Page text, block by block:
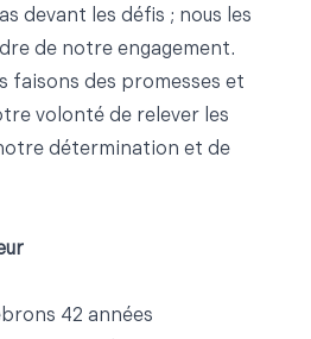
devant les défis ; nous les
de notre engagement.
faisons des promesses et
volonté de relever les
détermination et de
42 années